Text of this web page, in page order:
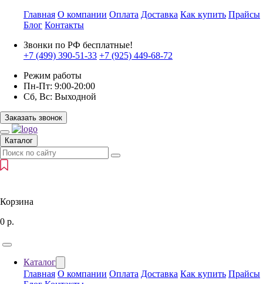
Главная О компании Оплата Доставка Как купить Прайсы
Блог Контакты
Звонки по РФ бесплатные!
+7 (499) 390-51-33 +7 (925) 449-68-72
Режим работы
Пн-Пт: 9:00-20:00
Сб, Вс: Выходной
Заказать звонок
Каталог
Корзина
0 р.
Каталог
Главная О компании Оплата Доставка Как купить Прайсы